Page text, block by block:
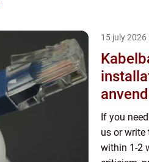
15 july 2026
If you
us or write
within 1-2